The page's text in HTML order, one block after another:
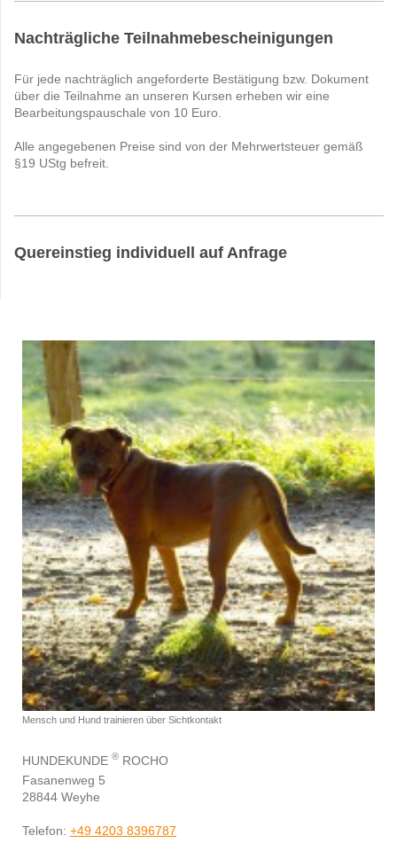
Nachträgliche Teilnahmebescheinigungen
Für jede nachträglich angeforderte Bestätigung bzw. Dokument
über die Teilnahme an unseren Kursen erheben wir eine
Bearbeitungspauschale von 10 Euro.
Alle angegebenen Preise sind von der Mehrwertsteuer gemäß
§19 UStg befreit.
Quereinstieg individuell auf Anfrage
Mensch und Hund trainieren über Sichtkontakt
HUNDEKUNDE ® ROCHO
Fasanenweg 5
28844 Weyhe
Telefon: +49 4203 8396787